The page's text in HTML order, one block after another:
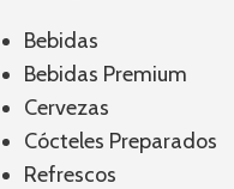
Bebidas
Bebidas Premium
Cervezas
Cócteles Preparados
Refrescos